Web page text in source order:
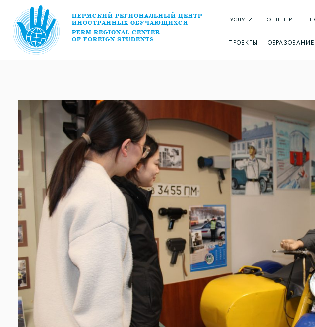
ПЕРМСКИЙ РЕГИОНАЛЬНЫЙ ЦЕНТР
ИНОСТРАННЫХ ОБУЧАЮЩИХСЯ
PERM REGIONAL CENTER
OF FOREIGN STUDENTS
УСЛУГИ О ЦЕНТРЕ
ПРОЕКТЫ ОБРАЗОВАНИЕ